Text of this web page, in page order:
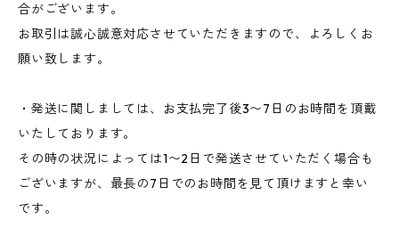
合がございます。
お取引は誠心誠意対応させていただきますので、よろしくお
願い致します。
・発送に関しましては、お支払完了後3〜7日のお時間を頂戴
いたしております。
その時の状況によっては1〜2日で発送させていただく場合も
ございますが、最長の7日でのお時間を見て頂けますと幸い
です。